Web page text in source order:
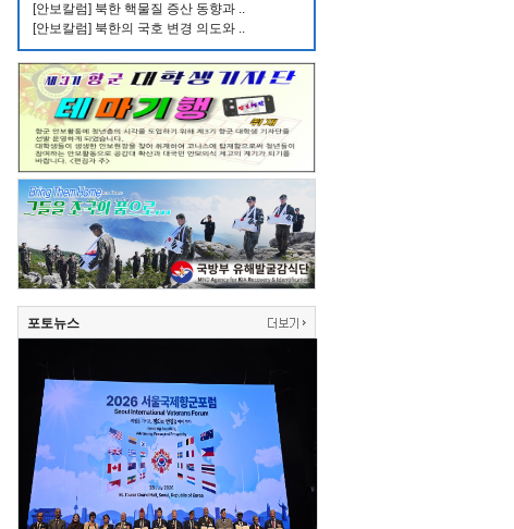
[안보칼럼] 북한 핵물질 증산 동향과 ..
[안보칼럼] 북한의 국호 변경 의도와 ..
포토뉴스